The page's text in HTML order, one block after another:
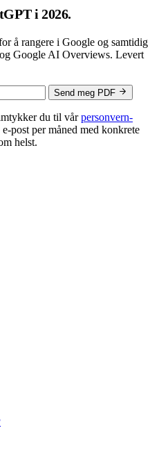
i 2026.
å rangere i Google og samtidig
Google AI Overviews. Levert
Send meg PDF
du til vårpersonvern­
post per måned med konkrete
helst.